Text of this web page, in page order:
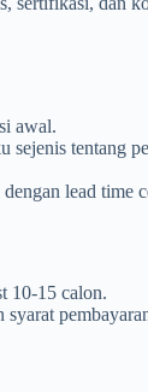
awal.
sejenis tentang
lead time
10-15 calon.